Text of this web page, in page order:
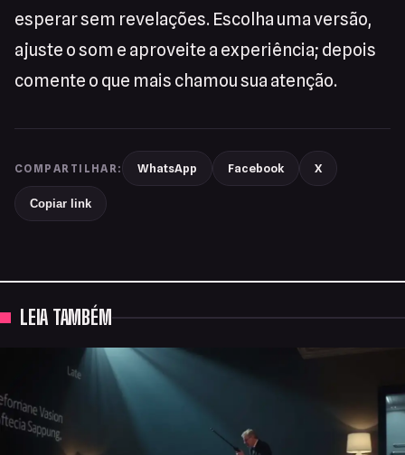
esperar sem revelações. Escolha uma versão,
ajuste o som e aproveite a experiência; depois
comente o que mais chamou sua atenção.
COMPARTILHAR: WhatsApp Facebook X
Copiar link
LEIA TAMBÉM